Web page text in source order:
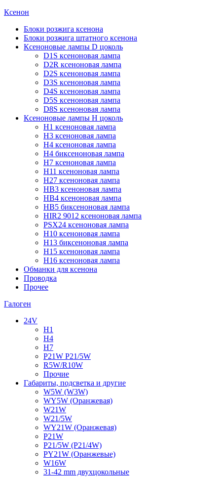
Ксенон
Блоки розжига ксенона
Блоки розжига штатного ксенона
Ксеноновые лампы D цоколь
D1S ксеноновая лампа
D2R ксеноновая лампа
D2S ксеноновая лампа
D3S ксеноновая лампа
D4S ксеноновая лампа
D5S ксеноновая лампа
D8S ксеноновая лампа
Ксеноновые лампы Н цоколь
H1 ксеноновая лампа
H3 ксеноновая лампа
H4 ксеноновая лампа
H4 биксеноновая лампа
H7 ксеноновая лампа
H11 ксеноновая лампа
H27 ксеноновая лампа
HB3 ксеноновая лампа
HB4 ксеноновая лампа
HB5 биксеноновая лампа
HIR2 9012 ксеноновая лампа
PSX24 ксеноновая лампа
H10 ксеноновая лампа
H13 биксеноновая лампа
H15 ксеноновая лампа
H16 ксеноновая лампа
Обманки для ксенона
Проводка
Прочее
Галоген
24V
H1
H4
H7
P21W P21/5W
R5W/R10W
Прочие
Габариты, подсветка и другие
W5W (W3W)
WY5W (Оранжевая)
W21W
W21/5W
WY21W (Оранжевая)
P21W
P21/5W (P21/4W)
PY21W (Оранжевые)
W16W
31-42 mm двухцокольные